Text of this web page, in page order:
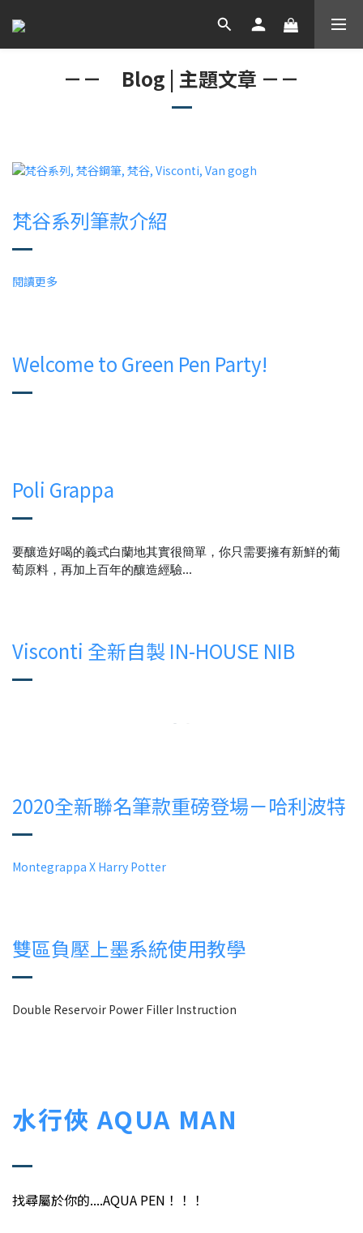
－－ Blog | 主題文章 －－
梵谷系列筆款介紹
閱讀更多
Welcome to Green Pen Party!
Poli Grappa
要釀造好喝的義式白蘭地其實很簡單，你只需要擁有新鮮的葡
萄原料，再加上百年的釀造經驗...
Visconti 全新自製 IN-HOUSE NIB
2020全新聯名筆款重磅登場－哈利波特
Montegrappa X Harry Potter
雙區負壓上墨系統使用教學
Double Reservoir Power Filler Instruction
水行俠 AQUA MAN
找尋屬於你的....AQUA PEN！！！